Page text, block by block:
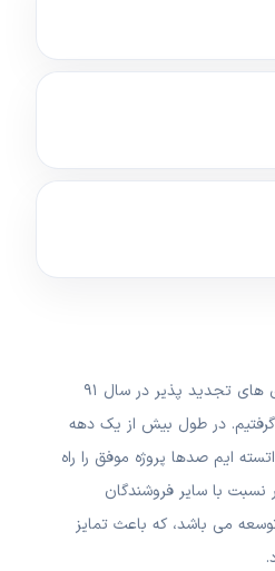
با افزایش روزافزون استفاده از انرژی های تجدید پذیر در سال ۹۱
گرفتیم. در طول بیش از یک دهه
ایم صدها پروژه موفق را راه
نسبت با سایر فروشندگان
می باشد، که باعث تمایز